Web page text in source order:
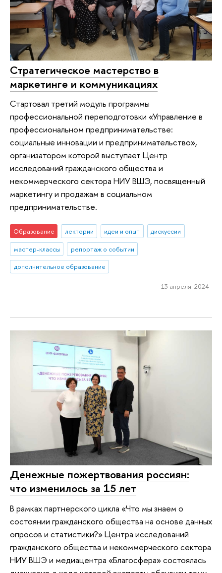
Стратегическое мастерство в
маркетинге и коммуникациях
Стартовал третий модуль программы
профессиональной переподготовки «Управление в
профессиональном предпринимательстве:
социальные инновации и предпринимательство»,
организатором которой выступает Центр
исследований гражданского общества и
некоммерческого сектора НИУ ВШЭ, посвященный
маркетингу и продажам в социальном
предпринимательстве.
Образование лектории идеи и опыт
дискуссии
мастер-классы
репортаж о событии
дополнительное образование
13 апреля 2024
Денежные пожертвования россиян:
что изменилось за 15 лет
В рамках партнерского цикла «Что мы знаем о
состоянии гражданского общества на основе данных
опросов и статистики?» Центра исследований
гражданского общества и некоммерческого сектора
НИУ ВШЭ и медиацентра «Благосфера» состоялась